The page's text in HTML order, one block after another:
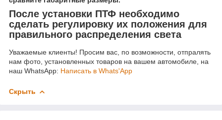
После установки ПТФ необходимо
сделать регулировку их положения для
правильного распределения света
Уважаемые клиенты! Просим вас, по возможности, отпралять
нам фото, установленных товаров на вашем автомобиле, на
наш WhatsApp: Написать в Whats'App
Скрыть